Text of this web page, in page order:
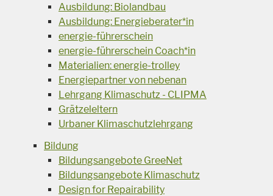
Ausbildung: Biolandbau
Ausbildung: Energieberater*in
energie-führerschein
energie-führerschein Coach*in
Materialien: energie-trolley
Energiepartner von nebenan
Lehrgang Klimaschutz - CLIPMA
Grätzeleltern
Urbaner Klimaschutzlehrgang
Bildung
Bildungsangebote GreeNet
Bildungsangebote Klimaschutz
Design for Repairability